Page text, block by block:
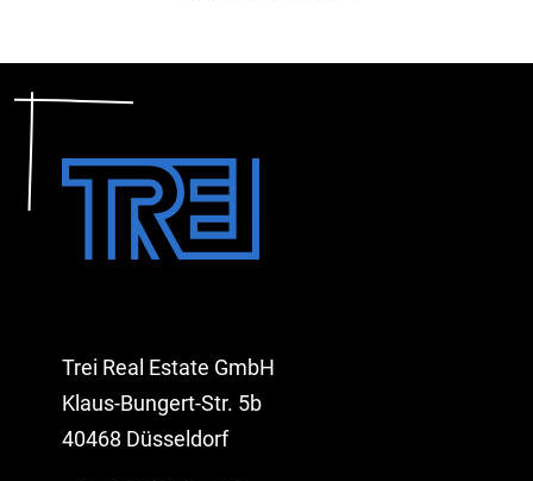
Trei Real Estate GmbH
Klaus-Bungert-Str. 5b
40468 Düsseldorf